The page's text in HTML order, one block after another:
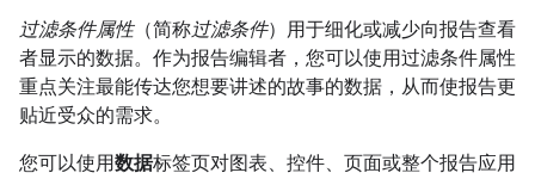
过滤条件属性（简称过滤条件）用于细化或减少向报告查看
者显示的数据。作为报告编辑者，您可以使用过滤条件属性
重点关注最能传达您想要讲述的故事的数据，从而使报告更
贴近受众的需求。
您可以使用数据标签页对图表、控件、页面或整个报告应用